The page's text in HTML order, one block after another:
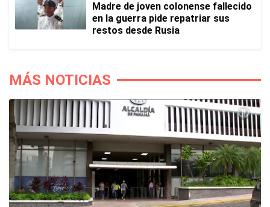
Madre de joven colonense fallecido
en la guerra pide repatriar sus
restos desde Rusia
MÁS NOTICIAS